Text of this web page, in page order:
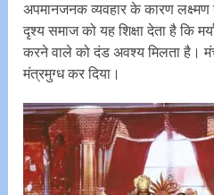
अपमानजनक व्यवहार के कारण
दृश्य समाज को यह शिक्षा देता है कि
करने वाले को दंड अवश्य मिलता है।
मंत्रमुग्ध कर दिया।